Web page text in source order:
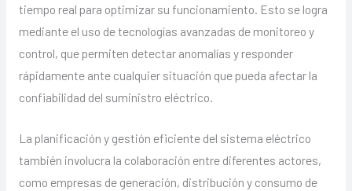
tiempo real para optimizar su funcionamiento. Esto se logra
mediante el uso de tecnologías avanzadas de monitoreo y
control, que permiten detectar anomalías y responder
rápidamente ante cualquier situación que pueda afectar la
confiabilidad del suministro eléctrico.
La planificación y gestión eficiente del sistema eléctrico
también involucra la colaboración entre diferentes actores,
como empresas de generación, distribución y consumo de